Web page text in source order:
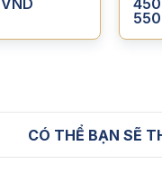
VND
CÓ THỂ BẠN SẼ